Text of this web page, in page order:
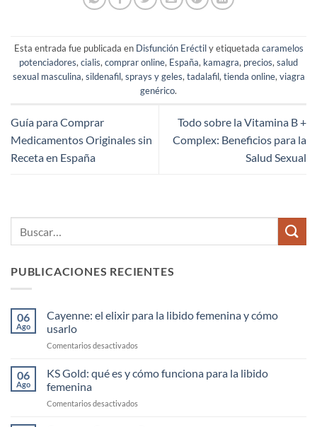
Esta entrada fue publicada en Disfunción Eréctily etiquetada caramelos
potenciadores,cialis,comprar online, España, kamagra, precios,salud
sexual masculina,sildenafil,sprays y geles,tadalafil,tienda online,viagra
genérico.
Guía para Comprar
Medicamentos Originales sin
Receta en España
Todo sobre la Vitamina B +
Complex: Beneficios para la
Salud Sexual
PUBLICACIONES RECIENTES
06
Ago
Cayenne: el elixir para la libido femenina y cómo
usarlo
Comentarios desactivados
el
elixir
la
06
Ago
KS Gold: qué es y cómo funciona para la libido
femenina
Comentarios desactivados